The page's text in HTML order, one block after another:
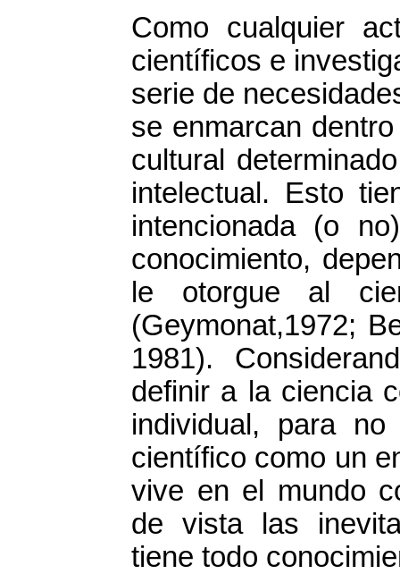
Como cualquier
científicos e
serie de
se enmarcan
cultural
intelectual. Esto
intencionada (o
conocimiento,
le otorgue al
(Geymonat,1972;
1981).
definir a la ciencia
individual, para
científico como un
vive en el mundo
de vista las
tiene todo